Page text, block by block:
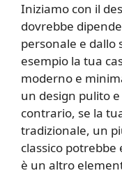
Iniziamo con il
dovrebbe
personale e dallo
esempio la tua
moderno e
un design pulito e
contrario, se la
tradizionale, un
classico potrebbe
è un altro